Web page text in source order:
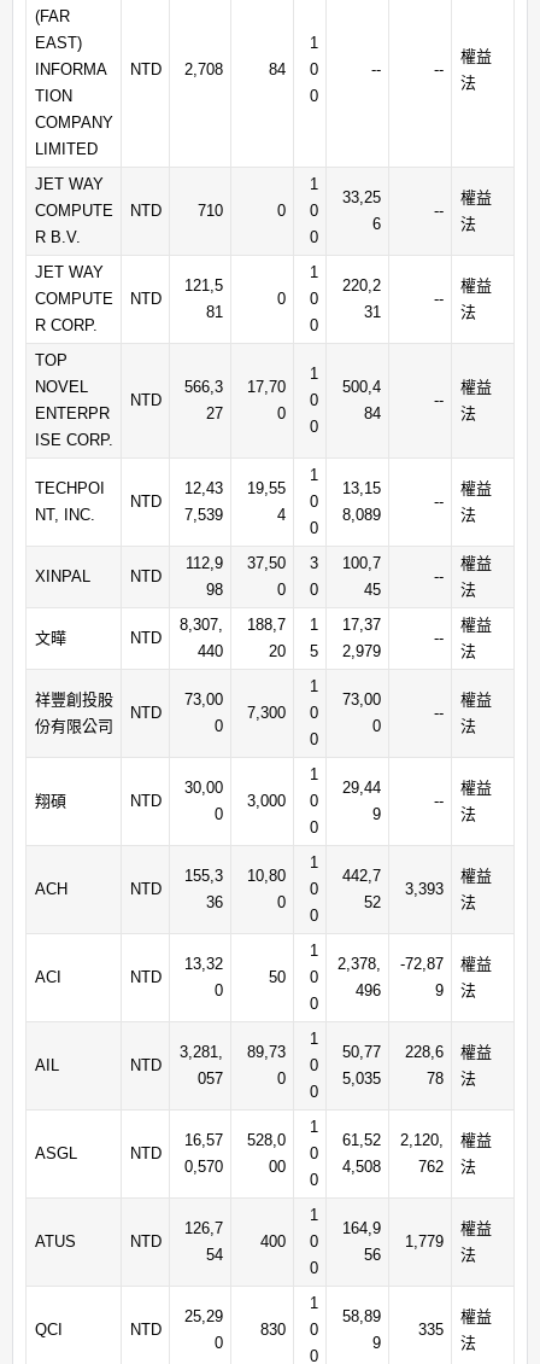
(FAR
EAST)
INFORMA
TION
COMPANY
LIMITED
NTD 2,708 84
1
0
0
-- --
權益
法
JET WAY
COMPUTE
R B.V.
NTD 710 0
1
0
0
33,25
6
--
權益
法
JET WAY
COMPUTE
R CORP.
NTD
121,5
81
0
1
0
0
220,2
31
--
權益
法
TOP
NOVEL
ENTERPR
ISE CORP.
NTD
566,3
27
17,70
0
1
0
0
500,4
84
--
權益
法
TECHPOI
NT, INC.
NTD
12,43
7,539
19,55
4
1
0
0
13,15
8,089
--
權益
法
XINPAL NTD
112,9
98
37,50
0
3
0
100,7
45
--
權益
法
文曄 NTD
8,307,
440
188,7
20
1
5
17,37
2,979
--
權益
法
祥豐創投股
份有限公司
NTD
73,00
0
7,300
1
0
0
73,00
0
--
權益
法
翔碩 NTD
30,00
0
3,000
1
0
0
29,44
9
--
權益
法
ACH NTD
155,3
36
10,80
0
1
0
0
442,7
52
3,393
權益
法
ACI NTD
13,32
0
50
1
0
0
2,378,
496
-72,87
9
權益
法
AIL NTD
3,281,
057
89,73
0
1
0
0
50,77
5,035
228,6
78
權益
法
ASGL NTD
16,57
0,570
528,0
00
1
0
0
61,52
4,508
2,120,
762
權益
法
ATUS NTD
126,7
54
400
1
0
0
164,9
56
1,779
權益
法
QCI NTD
25,29
0
830
1
0
0
58,89
9
335
權益
法